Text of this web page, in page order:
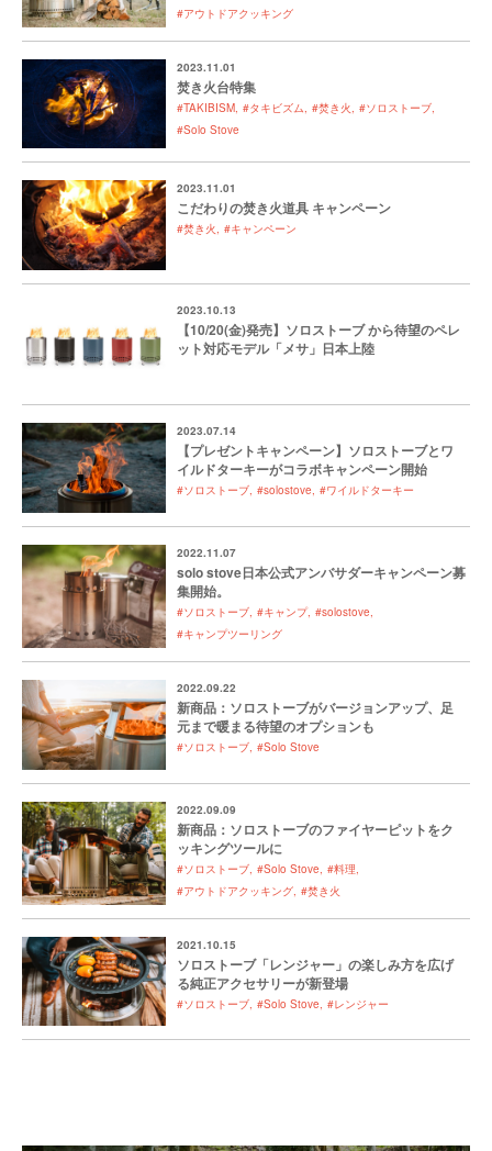
#アウトドアクッキング
2023.11.01
焚き火台特集
#TAKIBISM #タキビズム #焚き火 #ソロストーブ
#Solo Stove
2023.11.01
こだわりの焚き火道具 キャンペーン
#焚き火 #キャンペーン
2023.10.13
【10/20(金)発売】ソロストーブ から待望のペレ
ット対応モデル「メサ」日本上陸
2023.07.14
【プレゼントキャンペーン】ソロストーブとワ
イルドターキーがコラボキャンペーン開始
#ソロストーブ #solostove #ワイルドターキー
2022.11.07
solo stove日本公式アンバサダーキャンペーン募
集開始。
#ソロストーブ #キャンプ #solostove
#キャンプツーリング
2022.09.22
新商品：ソロストーブがバージョンアップ、足
元まで暖まる待望のオプションも
#ソロストーブ #Solo Stove
2022.09.09
新商品：ソロストーブのファイヤーピットをク
ッキングツールに
#ソロストーブ #Solo Stove #料理
#アウトドアクッキング #焚き火
2021.10.15
ソロストーブ「レンジャー」の楽しみ方を広げ
る純正アクセサリーが新登場
#ソロストーブ #Solo Stove #レンジャー